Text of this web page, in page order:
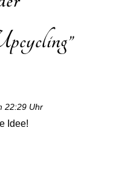
”
22:29 Uhr
Idee!